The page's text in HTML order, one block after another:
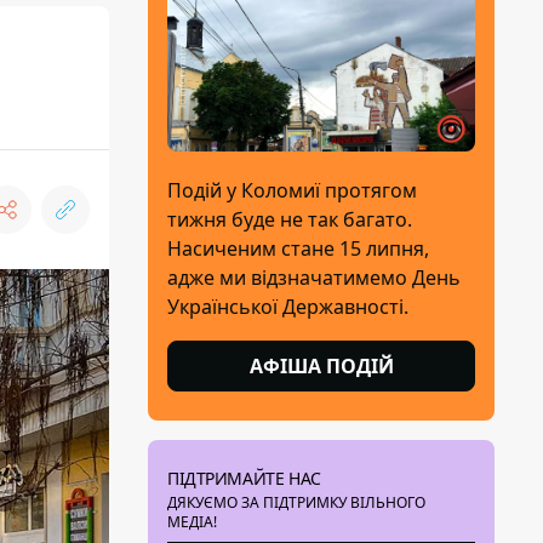
Подій у Коломиї протягом
тижня буде не так багато.
Насиченим стане 15 липня,
адже ми відзначатимемо День
Української Державності.
АФІША ПОДІЙ
ПІДТРИМАЙТЕ НАС
ДЯКУЄМО ЗА ПІДТРИМКУ ВІЛЬНОГО
МЕДІА!